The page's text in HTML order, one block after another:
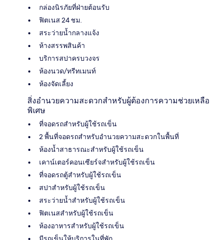
กล่องนิรภัยที่ฝ่ายต้อนรับ
ฟิตเนส 24 ชม.
สระว่ายน้ำกลางแจ้ง
ห้างสรรพสินค้า
บริการสปาครบวงจร
ห้องนวด/ทรีทเมนท์
ห้องจัดเลี้ยง
สิ่งอำนวยความสะดวกสำหรับผู้ต้องการความช่วยเหลือ
พิเศษ
ที่จอดรถสำหรับผู้ใช้รถเข็น
2 พื้นที่จอดรถสำหรับอำนวยความสะดวกในพื้นที่
ห้องน้ำสาธารณะสำหรับผู้ใช้รถเข็น
เคาน์เตอร์คอนเซียร์จสำหรับผู้ใช้รถเข็น
ที่จอดรถตู้สำหรับผู้ใช้รถเข็น
สปาสำหรับผู้ใช้รถเข็น
สระว่ายน้ำสำหรับผู้ใช้รถเข็น
ฟิตเนสสำหรับผู้ใช้รถเข็น
ห้องอาหารสำหรับผู้ใช้รถเข็น